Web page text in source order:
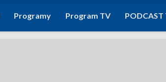
Programy Program TV PODCAST